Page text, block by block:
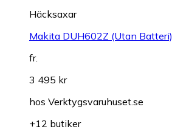
Häcksaxar
Makita DUH602Z (Utan Batteri)
fr.
3 495 kr
hos Verktygsvaruhuset.se
+12 butiker